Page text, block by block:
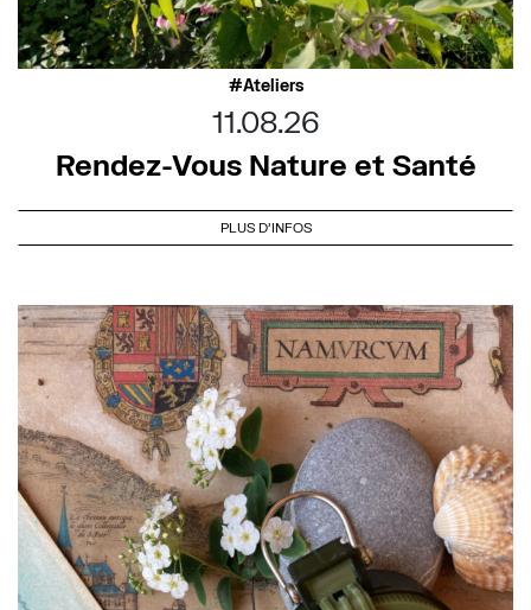
Ateliers
11.08.26
Rendez-Vous Nature et Santé
PLUS D'INFOS